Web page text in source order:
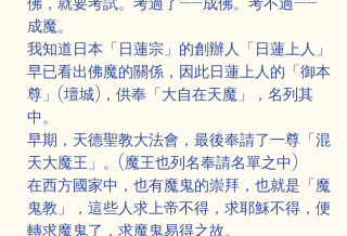
成魔。
我知道日本「日蓮宗」的創辦人「日蓮上人」
早已看出佛魔的關係，因此日蓮上人的「御本
尊」(壇城)，供奉「大自在天魔」，名列其
中。
早期，天德聖教大法會，最後奉請了一尊「混
天大魔王」。(魔王也列名奉請名單之中)
在西方國家中，也有魔鬼的崇拜，也就是「魔
鬼教」，這些人求上帝不得，求耶穌不得，便
轉求魔鬼了，求魔鬼易得之故。